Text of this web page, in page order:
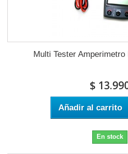
Multi Tester Amperimetro
$
Añadir al carrito
En stock